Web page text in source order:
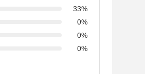
33%
0%
0%
0%